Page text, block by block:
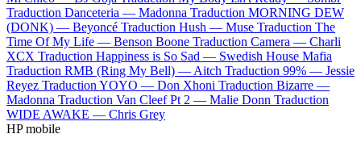
Traduction Danceteria — Madonna Traduction MORNING DEW
(DONK) — Beyoncé Traduction Hush — Muse Traduction The
Time Of My Life — Benson Boone Traduction Camera — Charli
XCX Traduction Happiness is So Sad — Swedish House Mafia
Traduction RMB (Ring My Bell) — Aitch Traduction 99% — Jessie
Reyez Traduction YOYO — Don Xhoni Traduction Bizarre —
Madonna Traduction Van Cleef Pt 2 — Malie Donn Traduction
WIDE AWAKE — Chris Grey
HP mobile